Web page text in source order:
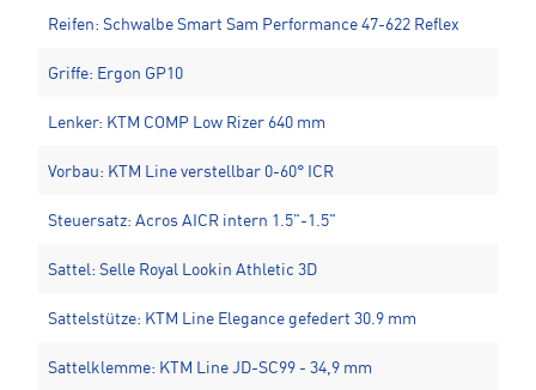
Reifen: Schwalbe Smart Sam Performance 47-622 Reflex
Griffe: Ergon GP10
Lenker: KTM COMP Low Rizer 640 mm
Vorbau: KTM Line verstellbar 0-60° ICR
Steuersatz: Acros AICR intern 1.5"-1.5"
Sattel: Selle Royal Lookin Athletic 3D
Sattelstütze: KTM Line Elegance gefedert 30.9 mm
Sattelklemme: KTM Line JD-SC99 - 34,9 mm